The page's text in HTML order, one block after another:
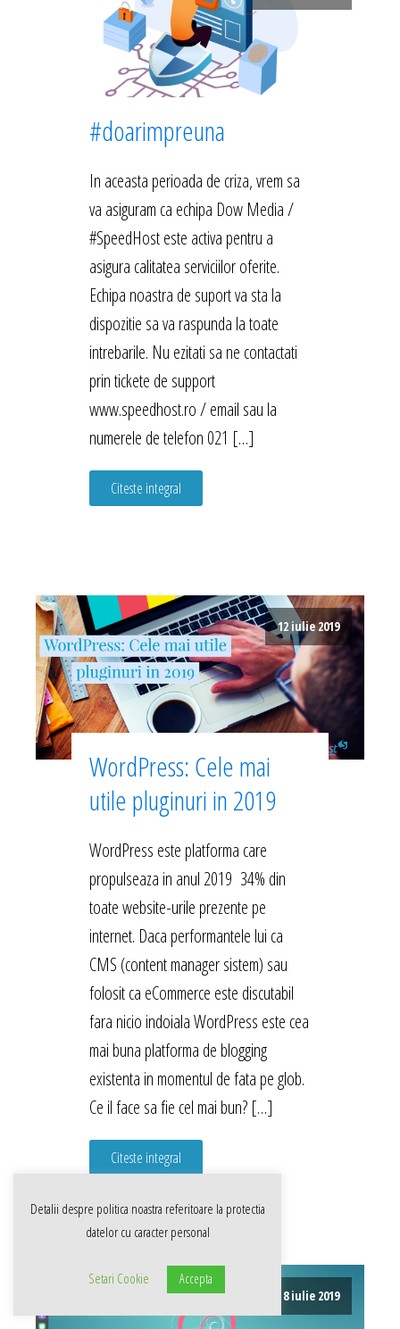
#doarimpreuna
In aceasta perioada de criza, vrem sa
va asiguram ca echipa Dow Media /
#SpeedHost este activa pentru a
asigura calitatea serviciilor oferite.
Echipa noastra de suport va sta la
dispozitie sa va raspunda la toate
intrebarile. Nu ezitati sa ne contactati
prin tickete de support
www.speedhost.ro / email sau la
numerele de telefon 021 […]
Citeste integral
12 iulie 2019
WordPress: Cele mai
utile pluginuri in 2019
WordPress este platforma care
propulseaza in anul 2019 34% din
toate website-urile prezente pe
internet. Daca performantele lui ca
CMS (content manager sistem) sau
folosit ca eCommerce este discutabil
fara nicio indoiala WordPress este cea
mai buna platforma de blogging
existenta in momentul de fata pe glob.
Ce il face sa fie cel mai bun? […]
Citeste integral
8 iulie 2019
Detalii despre politica noastra referitoare la protectia
datelor cu caracter personal
Setari Cookie Accepta